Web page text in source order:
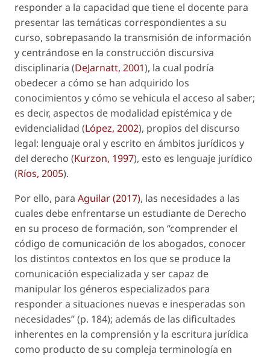
responder a la capacidad que tiene el docente para
presentar las temáticas correspondientes a su
curso, sobrepasando la transmisión de información
y centrándose en la construcción discursiva
disciplinaria (DeJarnatt, 2001), la cual podría
obedecer a cómo se han adquirido los
conocimientos y cómo se vehicula el acceso al saber;
es decir, aspectos de modalidad epistémica y de
evidencialidad (López, 2002), propios del discurso
legal: lenguaje oral y escrito en ámbitos jurídicos y
del derecho (Kurzon, 1997), esto es lenguaje jurídico
(Ríos, 2005).
Por ello, para Aguilar (2017), las necesidades a las
cuales debe enfrentarse un estudiante de Derecho
en su proceso de formación, son “comprender el
código de comunicación de los abogados, conocer
los distintos contextos en los que se produce la
comunicación especializada y ser capaz de
manipular los géneros especializados para
responder a situaciones nuevas e inesperadas son
necesidades” (p. 184); además de las dificultades
inherentes en la comprensión y la escritura jurídica
como producto de su compleja terminología en